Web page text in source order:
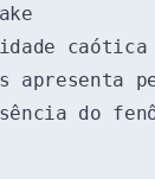
caótica
do